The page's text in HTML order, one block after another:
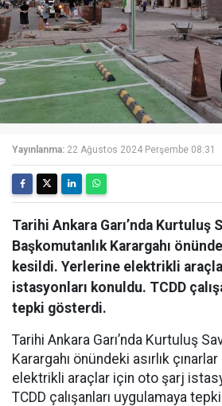
Yayınlanma: 22 Ağustos 2024 Perşembe 08:31
Tarihi Ankara Garı’nda Kurtuluş
Başkomutanlık Karargahı
kesildi. Yerlerine elektrikli
istasyonları konuldu. TCDD
tepki gösterdi.
Tarihi Ankara Garı’nda Kurtuluş
Karargahı önündeki asırlık
elektrikli araçlar için oto şarj
TCDD çalışanları uygulamaya